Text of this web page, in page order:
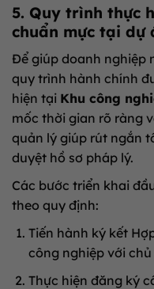
5. Quy trình thực
chuẩn mực tại dự
Để giúp doanh nghiệp
quy trình hành chính
hiện tại Khu công
mốc thời gian rõ ràng
quản lý giúp rút ngắn
duyệt hồ sơ pháp lý.
Các bước triển khai
theo quy định:
Tiến hành ký kết
công nghiệp với
Thực hiện đăng ký